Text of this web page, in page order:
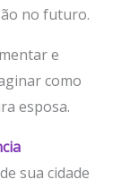
no futuro.
e
como
esposa.
sua cidade